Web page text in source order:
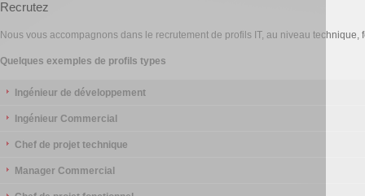
Recrutez
Nous vous accompagnons dans le recrutement de profils IT, au niveau technique,
Quelques exemples de profils types
Ingénieur de développement
Ingénieur Commercial
Chef de projet technique
Manager Commercial